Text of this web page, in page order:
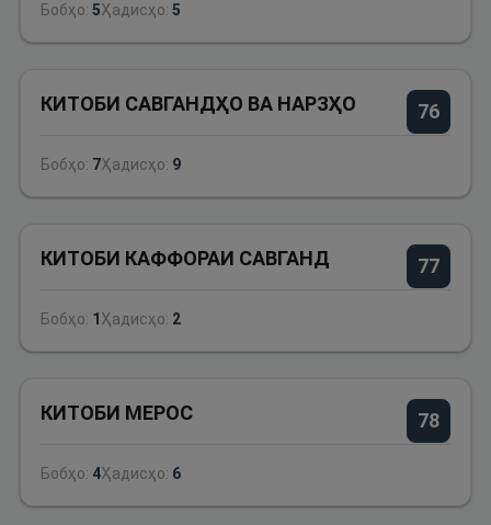
Бобҳо: 5Ҳадисҳо: 5
76
КИТОБИ САВГАНДҲО ВА НАРЗҲО
Бобҳо: 7Ҳадисҳо: 9
77
КИТОБИ КАФФОРАИ САВГАНД
Бобҳо: 1 Ҳадисҳо: 2
78
КИТОБИ МЕРОС
Бобҳо: 4Ҳадисҳо: 6